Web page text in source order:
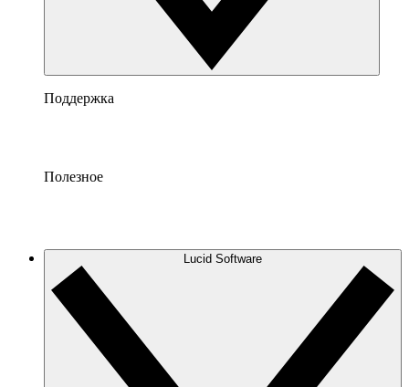
Поддержка
Полезное
Lucid Software